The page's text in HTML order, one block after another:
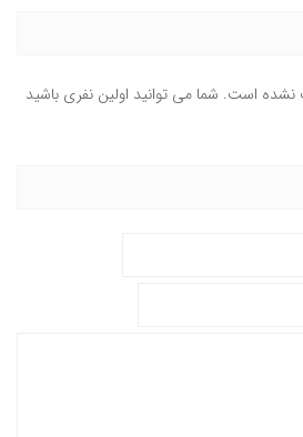
است. شما می توانید اولین نفری باشید